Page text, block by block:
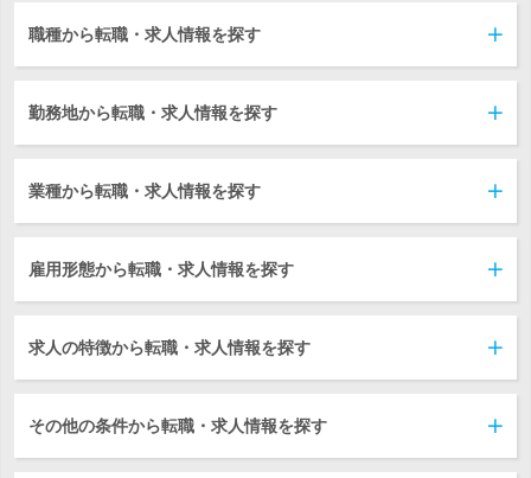
職種から転職・求人情報を探す
勤務地から転職・求人情報を探す
業種から転職・求人情報を探す
雇用形態から転職・求人情報を探す
求人の特徴から転職・求人情報を探す
その他の条件から転職・求人情報を探す